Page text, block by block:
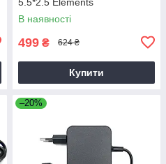
В наявності
499 ₴ 624 ₴
Купити
–20%